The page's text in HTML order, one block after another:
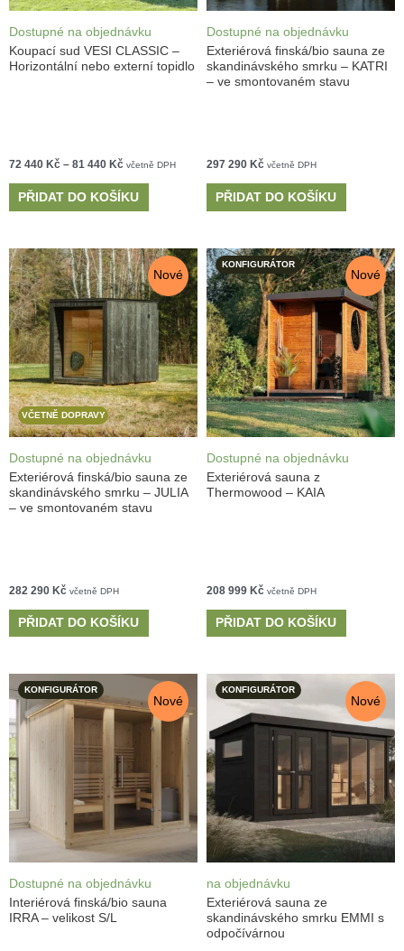
Dostupné na objednávku
Koupací sud VESI CLASSIC –
Horizontální nebo externí topidlo
72 440 Kč – 81 440 Kč včetně DPH
PŘIDAT DO KOŠÍKU
Dostupné na objednávku
Exteriérová finská/bio sauna ze
skandinávského smrku – KATRI
– ve smontovaném stavu
297 290 Kč včetně DPH
PŘIDAT DO KOŠÍKU
VČETNĚ DOPRAVY
Nové
Dostupné na objednávku
Exteriérová finská/bio sauna ze
skandinávského smrku – JULIA
– ve smontovaném stavu
282 290 Kč včetně DPH
PŘIDAT DO KOŠÍKU
KONFIGURÁTOR
Nové
Dostupné na objednávku
Exteriérová sauna z
Thermowood – KAIA
208 999 Kč včetně DPH
PŘIDAT DO KOŠÍKU
KONFIGURÁTOR
Nové
Dostupné na objednávku
Interiérová finská/bio sauna
IRRA – velikost S/L
KONFIGURÁTOR
Nové
na objednávku
Exteriérová sauna ze
skandinávského smrku EMMI s
odpočívárnou